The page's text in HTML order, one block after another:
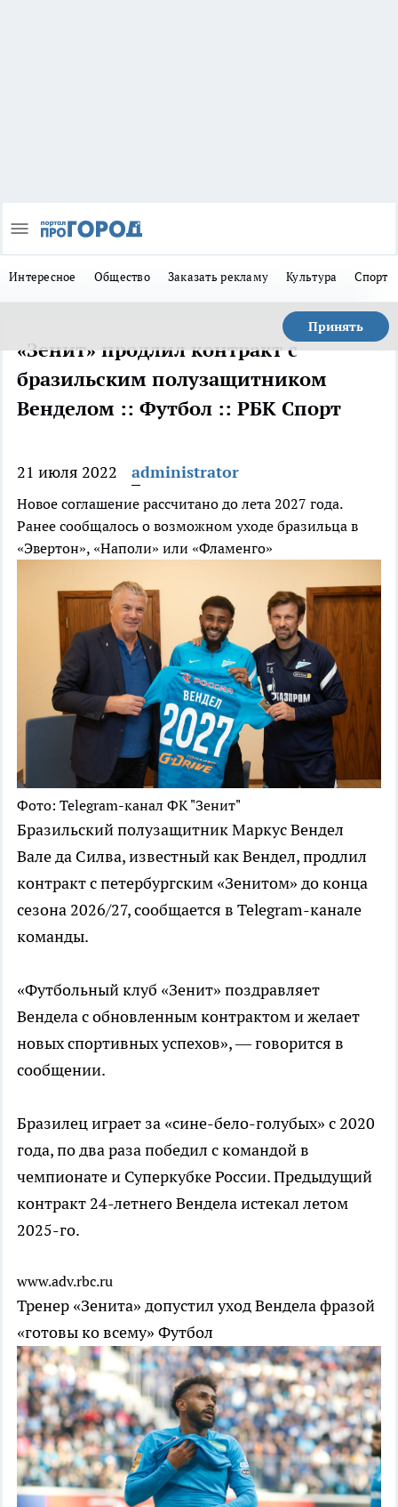
Интересное Общество Заказать рекламу Культура Спорт
Принять
«Зенит» продлил контракт с
бразильским полузащитником
Венделом :: Футбол :: РБК Спорт
21 июля 2022 administrator
Новое соглашение рассчитано до лета 2027 года.
Ранее сообщалось о возможном уходе бразильца в
«Эвертон», «Наполи» или «Фламенго»
Фото: Telegram-канал ФК "Зенит"
Бразильский полузащитник Маркус Вендел
Вале да Силва, известный как Вендел, продлил
контракт с петербургским «Зенитом» до конца
сезона 2026/27, сообщается в Telegram-канале
команды.
«Футбольный клуб «Зенит» поздравляет
Вендела с обновленным контрактом и желает
новых спортивных успехов», — говорится в
сообщении.
Бразилец играет за «сине-бело-голубых» с 2020
года, по два раза победил с командой в
чемпионате и Суперкубке России. Предыдущий
контракт 24-летнего Вендела истекал летом
2025-го.
www.adv.rbc.ru
Тренер «Зенита» допустил уход Вендела фразой
«готовы ко всему» Футбол